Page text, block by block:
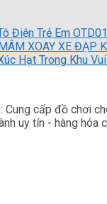
Điện Trẻ Em OTD01
XOAY XE ĐẠP
Hạt Trong Khu
Cung cấp đồ chơi
uy tín - hàng hóa